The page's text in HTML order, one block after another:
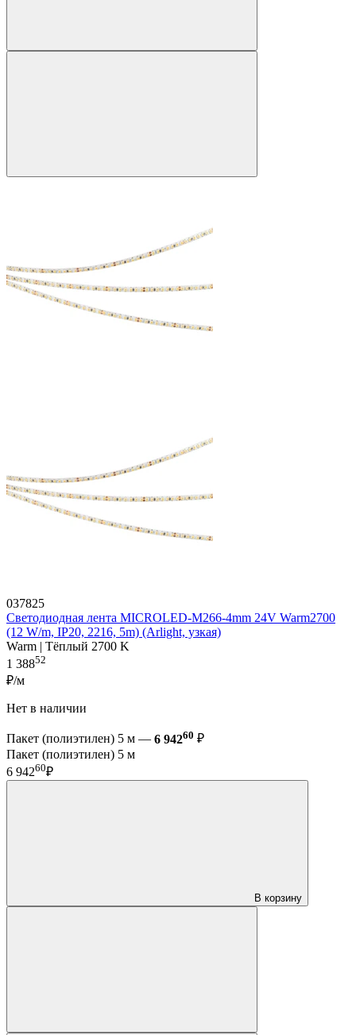
037825
Светодиодная лента MICROLED-M266-4mm 24V Warm2700
(12 W/m, IP20, 2216, 5m) (Arlight, узкая)
Warm | Тёплый 2700 K
1 38852
₽/м
Нет в наличии
Пакет (полиэтилен) 5 м — 6 94260 ₽
Пакет (полиэтилен) 5 м
6 94260₽
В корзину